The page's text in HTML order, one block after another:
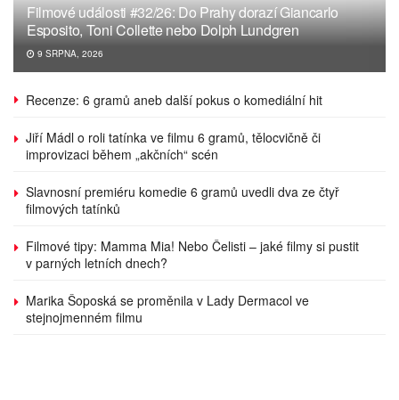
Filmové události #32/26: Do Prahy dorazí Giancarlo
Esposito, Toni Collette nebo Dolph Lundgren
9 SRPNA, 2026
Recenze: 6 gramů aneb další pokus o komediální hit
Jiří Mádl o roli tatínka ve filmu 6 gramů, tělocvičně či
improvizaci během „akčních“ scén
Slavnosní premiéru komedie 6 gramů uvedli dva ze čtyř
filmových tatínků
Filmové tipy: Mamma Mia! Nebo Čelisti – jaké filmy si pustit
v parných letních dnech?
Marika Šoposká se proměnila v Lady Dermacol ve
stejnojmenném filmu